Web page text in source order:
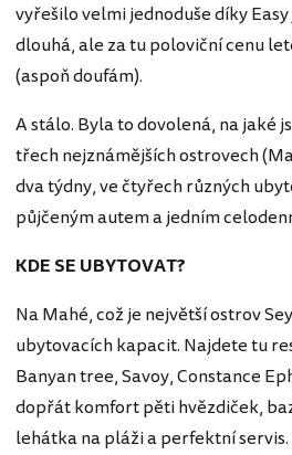
vyřešilo velmi jednoduše díky Easy
dlouhá, ale za tu poloviční cenu
(aspoň doufám).
A stálo. Byla to dovolená, na jaké
třech nejznámějších ostrovech
dva týdny, ve čtyřech různých
půjčeným autem a jedním
KDE SE UBYTOVAT?
Na Mahé, což je největší ostrov
ubytovacích kapacit. Najdete tu
Banyan tree, Savoy, Constance
dopřát komfort pěti hvězdiček,
lehátka na pláži a perfektní